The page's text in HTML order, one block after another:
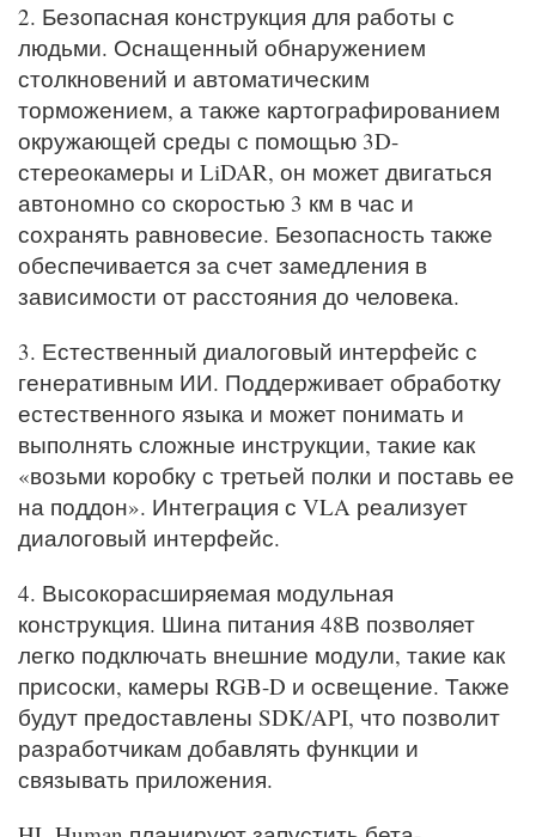
2. Безопасная конструкция для работы с
людьми. Оснащенный обнаружением
столкновений и автоматическим
торможением, а также картографированием
окружающей среды с помощью 3D-
стереокамеры и LiDAR, он может двигаться
автономно со скоростью 3 км в час и
сохранять равновесие. Безопасность также
обеспечивается за счет замедления в
зависимости от расстояния до человека.
3. Естественный диалоговый интерфейс с
генеративным ИИ. Поддерживает обработку
естественного языка и может понимать и
выполнять сложные инструкции, такие как
«возьми коробку с третьей полки и поставь ее
на поддон». Интеграция с VLA реализует
диалоговый интерфейс.
4. Высокорасширяемая модульная
конструкция. Шина питания 48В позволяет
легко подключать внешние модули, такие как
присоски, камеры RGB-D и освещение. Также
будут предоставлены SDK/API, что позволит
разработчикам добавлять функции и
связывать приложения.